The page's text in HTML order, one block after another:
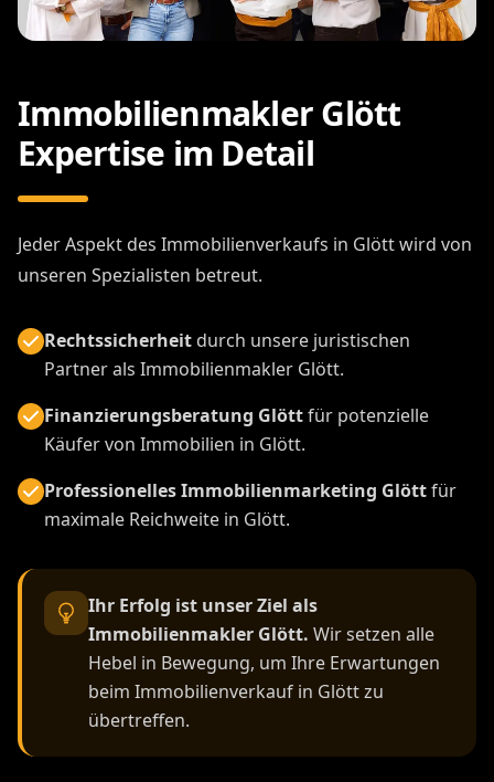
Immobilienmakler Glött
Expertise im Detail
Jeder Aspekt des Immobilienverkaufs in Glött wird von
unseren Spezialisten betreut.
Rechtssicherheitdurch unsere juristischen
Partner als Immobilienmakler Glött.
Finanzierungsberatung Glöttfür potenzielle
Käufer von Immobilien in Glött.
Professionelles Immobilienmarketing Glöttfür
maximale Reichweite in Glött.
Ihr Erfolg ist unser Ziel als
Immobilienmakler Glött. Wir setzen alle
Hebel in Bewegung, um Ihre Erwartungen
beim Immobilienverkauf in Glött zu
übertreffen.